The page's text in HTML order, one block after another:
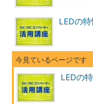
LEDの
LEDの